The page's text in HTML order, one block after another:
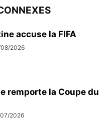
accuse la FIFA
2026
remporte la Coupe du
2026